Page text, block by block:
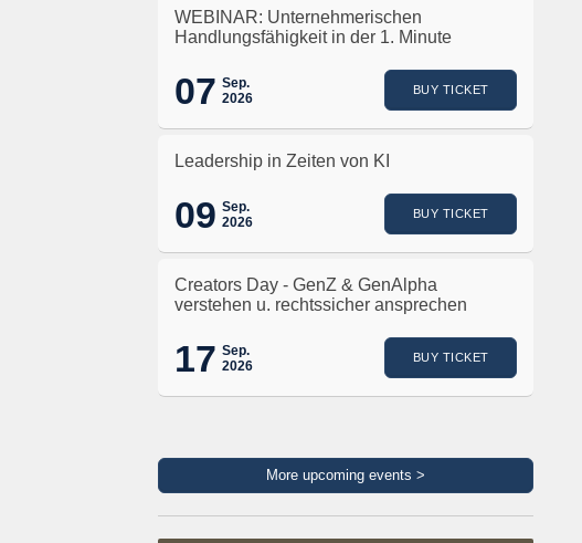
WEBINAR: Unternehmerischen
Handlungsfähigkeit in der 1. Minute
07 Sep.
2026
BUY TICKET
Leadership in Zeiten von KI
09 Sep.
2026
BUY TICKET
Creators Day - GenZ & GenAlpha
verstehen u. rechtssicher ansprechen
17 Sep.
2026
BUY TICKET
More upcoming events >